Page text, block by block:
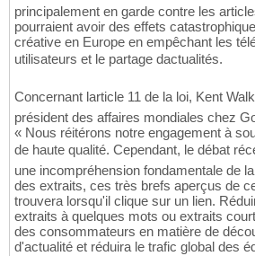
principalement en garde contre les
pourraient avoir des effets
créative en Europe en empêchant les
utilisateurs et le partage dactualités.
Concernant larticle 11 de la loi, Kent
président des affaires mondiales chez
« Nous réitérons notre engagement à
de haute qualité. Cependant, le débat
une incompréhension fondamentale de
des extraits, ces très brefs aperçus de
trouvera lorsqu'il clique sur un lien.
extraits à quelques mots ou extraits
des consommateurs en matière de
d'actualité et réduira le trafic global des